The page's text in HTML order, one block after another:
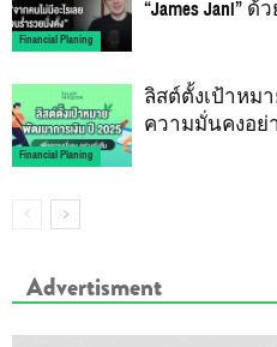
Financial Planing
“James Jani”
Financial Planing
ลิสต์ตั้งเป้าหม
ความมั่นคงอย่
Advertisment